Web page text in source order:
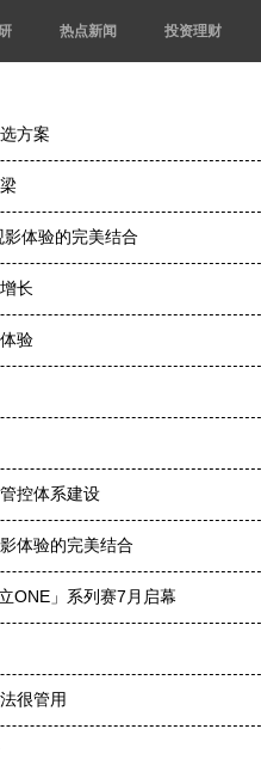
热点新闻 投资理财
方案
体验的完美结合
长
验
控体系建设
体验的完美结合
ONE」系列赛7月启幕
很管用